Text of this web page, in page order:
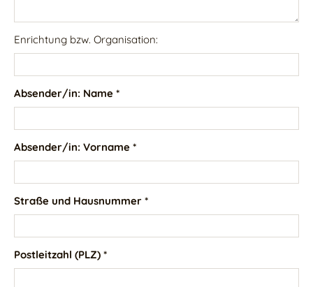
Enrichtung bzw. Organisation:
Absender/in: Name *
Absender/in: Vorname *
Straße und Hausnummer *
Postleitzahl (PLZ) *